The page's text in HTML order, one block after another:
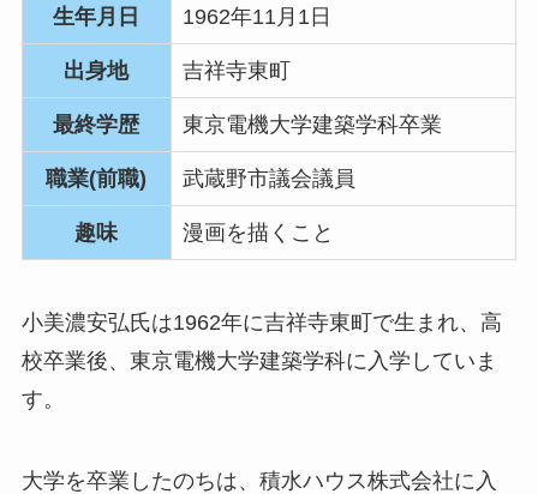
生年月日 1962年11月1日
出身地 吉祥寺東町
最終学歴 東京電機大学建築学科卒業
職業(前職) 武蔵野市議会議員
趣味 漫画を描くこと
小美濃安弘氏は1962年に吉祥寺東町で生まれ、高
校卒業後、東京電機大学建築学科に入学していま
す。
大学を卒業したのちは、積水ハウス株式会社に入